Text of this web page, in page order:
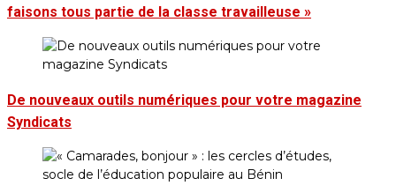
faisons tous partie de la classe travailleuse »
De nouveaux outils numériques pour votre magazine
Syndicats